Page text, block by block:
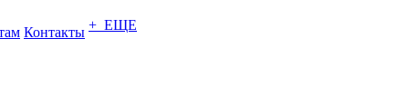
Контакты + ЕЩЕ